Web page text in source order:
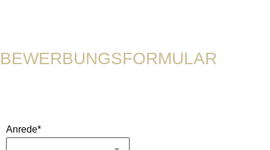
BEWERBUNGSFORMULAR
Anrede*